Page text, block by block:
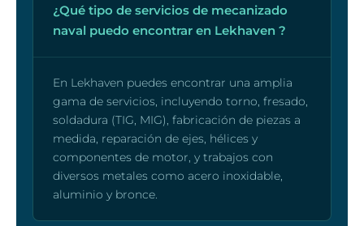
¿Qué tipo de servicios de mecanizado
naval puedo encontrar en Lekhaven ?
En Lekhaven puedes encontrar una amplia
gama de servicios, incluyendo torno, fresado,
soldadura (TIG, MIG), fabricación de piezas a
medida, reparación de ejes, hélices y
componentes de motor, y trabajos con
diversos metales como acero inoxidable,
aluminio y bronce.